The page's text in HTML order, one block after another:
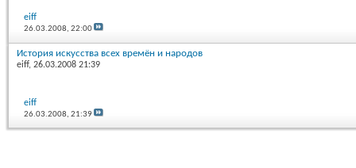
eiff
26.03.2008,22:00
История искусства всех времён и народов
eiff, 26.03.2008 21:39
eiff
26.03.2008,21:39